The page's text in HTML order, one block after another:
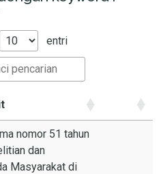
entri
nomor 51 tahun
dan
Masyarakat di